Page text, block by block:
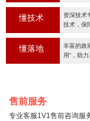
懂技术
资深技术
技术，保
懂落地
丰富的政
用“，助
售前服务
专业客服1V1售前咨询服